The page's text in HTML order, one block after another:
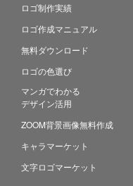
ロゴ制作実績
ロゴ作成マニュアル
無料ダウンロード
ロゴの色選び
マンガでわかる
デザイン活用
ZOOM背景画像無料作成
キャラマーケット
文字ロゴマーケット